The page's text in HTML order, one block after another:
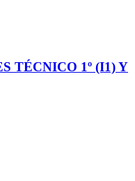
TÉCNICO 1º (I1) Y